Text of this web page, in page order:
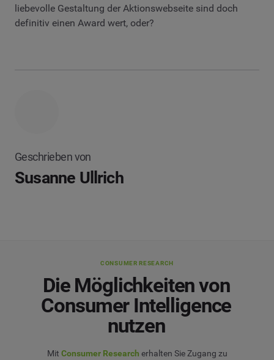
liebevolle Gestaltung der Aktionswebseite sind doch
definitiv einen Award wert, oder?
Geschrieben von
Susanne Ullrich
CONSUMER RESEARCH
Die Möglichkeiten von
Consumer Intelligence
nutzen
Mit Consumer Research erhalten Sie Zugang zu